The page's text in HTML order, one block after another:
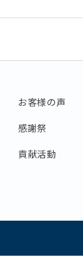
お客様の声
感謝祭
貢献活動